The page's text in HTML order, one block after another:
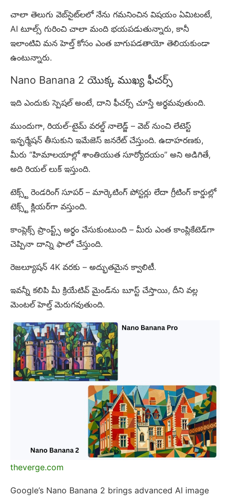
చాలా తెలుగు వెబ్‌సైట్‌లలో నేను గమనించిన విషయం ఏమిటంటే,
AI టూల్స్ గురించి చాలా మంది భయపడుతున్నారు, కానీ
ఇలాంటివి మన హెల్త్ కోసం ఎంత బాగుపడతాయో తెలియకుండా
ఉంటున్నారు.
Nano Banana 2 యొక్క ముఖ్య ఫీచర్స్
ఇది ఎందుకు స్పెషల్ అంటే, దాని ఫీచర్స్ చూస్తే అర్థమవుతుంది.
ముందుగా, రియల్-టైమ్ వరల్డ్ నాలెడ్జ్ – వెబ్ నుంచి లేటెస్ట్
ఇన్ఫర్మేషన్ తీసుకుని ఇమేజెస్ జనరేట్ చేస్తుంది. ఉదాహరణకు,
మీరు “హిమాలయాల్లో శాంతియుత సూర్యోదయం” అని అడిగితే,
అది రియల్ లుక్ ఇస్తుంది.
టెక్స్ట్ రెండరింగ్ సూపర్ – మార్కెటింగ్ పోస్టర్లు లేదా గ్రీటింగ్ కార్డుల్లో
టెక్స్ట్ క్లియర్‌గా వస్తుంది.
కాంప్లెక్స్ ప్రాంప్ట్స్ అర్థం చేసుకుంటుంది – మీరు ఎంత కాంప్లికేటెడ్‌గా
చెప్పినా దాన్ని ఫాలో చేస్తుంది.
రెజల్యూషన్ 4K వరకు – అద్భుతమైన క్వాలిటీ.
ఇవన్నీ కలిపి మీ క్రియేటివ్ మైండ్‌ను బూస్ట్ చేస్తాయి, దీని వల్ల
మెంటల్ హెల్త్ మెరుగవుతుంది.
theverge.com
Google’s Nano Banana 2 brings advanced AI image